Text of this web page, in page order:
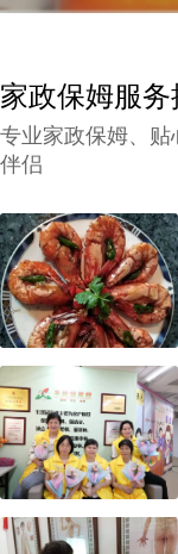
家政保姆服务
专业家政保姆、
伴侣